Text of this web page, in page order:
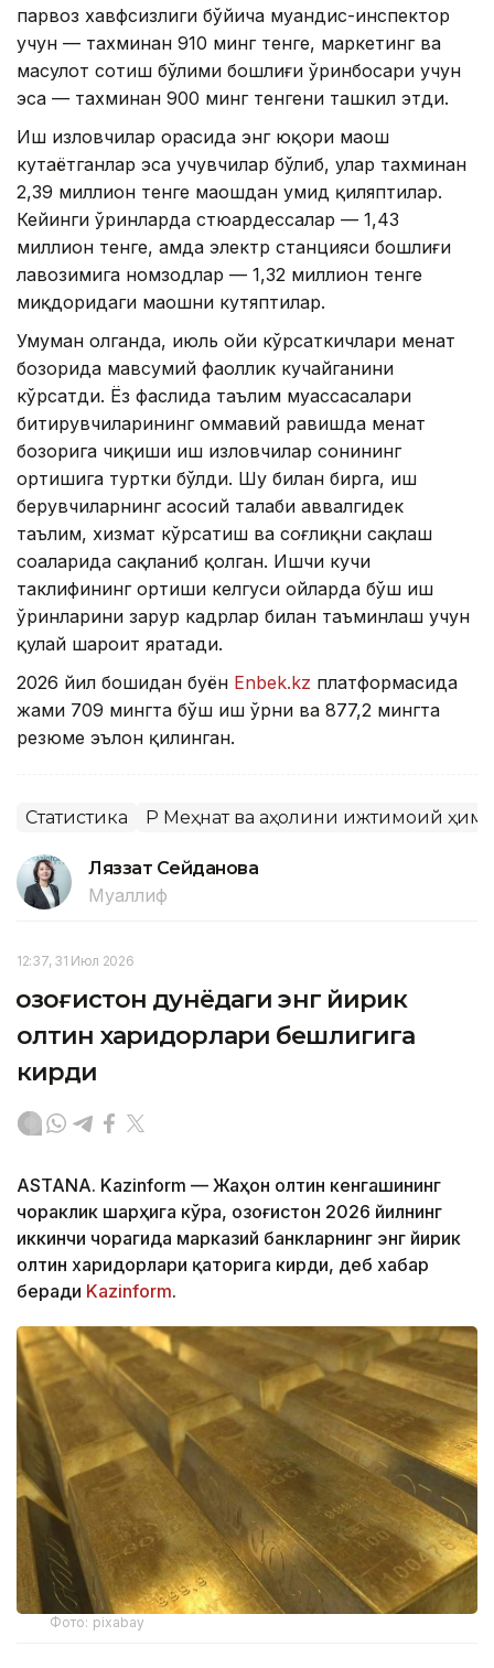
парвоз хавфсизлиги бўйича муҳандис-инспектор
учун — тахминан 910 минг тенге, маркетинг ва
маҳсулот сотиш бўлими бошлиғи ўринбосари учун
эса — тахминан 900 минг тенгени ташкил этди.
Иш изловчилар орасида энг юқори маош
кутаётганлар эса учувчилар бўлиб, улар тахминан
2,39 миллион тенге маошдан умид қиляптилар.
Кейинги ўринларда стюардессалар — 1,43
миллион тенге, ҳамда электр станцияси бошлиғи
лавозимига номзодлар — 1,32 миллион тенге
миқдоридаги маошни кутяптилар.
Умуман олганда, июль ойи кўрсаткичлари меҳнат
бозорида мавсумий фаоллик кучайганини
кўрсатди. Ёз фаслида таълим муассасалари
битирувчиларининг оммавий равишда меҳнат
бозорига чиқиши иш изловчилар сонининг
ортишига туртки бўлди. Шу билан бирга, иш
берувчиларнинг асосий талаби аввалгидек
таълим, хизмат кўрсатиш ва соғлиқни сақлаш
соҳаларида сақланиб қолган. Ишчи кучи
таклифининг ортиши келгуси ойларда бўш иш
ўринларини зарур кадрлар билан таъминлаш учун
қулай шароит яратади.
2026 йил бошидан буён Enbek.kz платформасида
жами 709 мингта бўш иш ўрни ва 877,2 мингта
резюме эълон қилинган.
Статистика ҚР Меҳнат ва аҳолини ижтимоий
Ляззат Сейданова
Муаллиф
12:37, 31 Июл 2026
Қозоғистон дунёдаги энг йирик
олтин харидорлари бешлигига
кирди
ASTANA. Kazinform — Жаҳон олтин кенгашининг
чораклик шарҳига кўра, Қозоғистон 2026 йилнинг
иккинчи чорагида марказий банкларнинг энг йирик
олтин харидорлари қаторига кирди, деб хабар
беради Kazinform.
Фото: pixabay